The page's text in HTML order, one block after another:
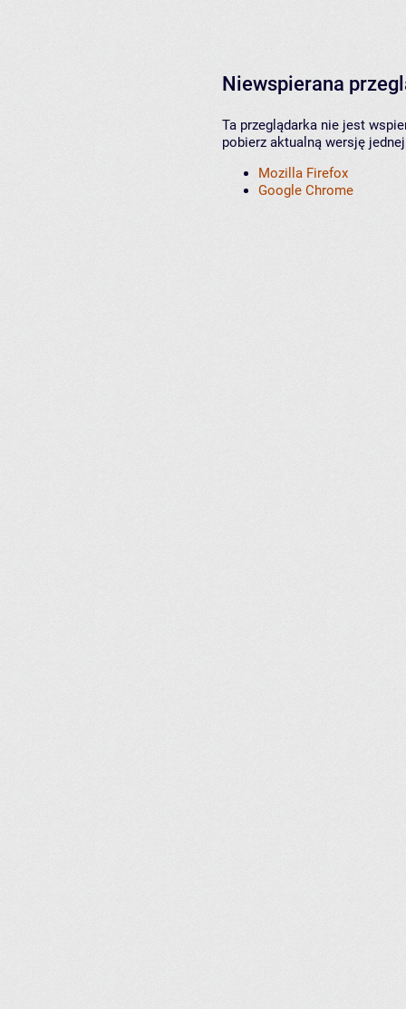
Niewspierana
Ta przeglądarka nie jest
pobierz aktualną wersję
Mozilla Firefox
Google Chrome